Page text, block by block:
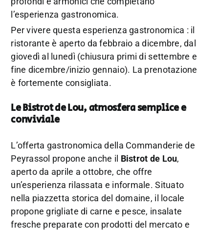
l’esperienza gastronomica.
Per vivere questa esperienza gastronomica : il
ristorante è aperto da febbraio a dicembre, dal
giovedì al lunedì (chiusura primi di settembre e
fine dicembre/inizio gennaio). La prenotazione
è fortemente consigliata.
Le Bistrot de Lou, atmosfera semplice e
conviviale
L’offerta gastronomica della Commanderie de
Peyrassol propone anche il Bistrot de Lou,
aperto da aprile a ottobre, che offre
un’esperienza rilassata e informale. Situato
nella piazzetta storica del domaine, il locale
propone grigliate di carne e pesce, insalate
fresche preparate con prodotti del mercato e